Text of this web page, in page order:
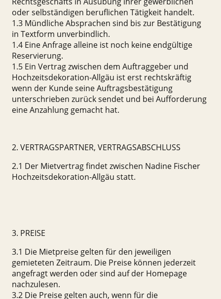
oder selbständigen beruflichen Tätigkeit handelt.
1.3 Mündliche Absprachen sind bis zur Bestätigung
in Textform unverbindlich.
1.4 Eine Anfrage alleine ist noch keine endgültige
Reservierung.
1.5 Ein Vertrag zwischen dem Auftraggeber und
Hochzeitsdekoration-Allgäu ist erst rechtskräftig
wenn der Kunde seine Auftragsbestätigung
unterschrieben zurück sendet und bei Aufforderung
eine Anzahlung gemacht hat.
2. VERTRAGSPARTNER, VERTRAGSABSCHLUSS
2.1 Der Mietvertrag findet zwischen Nadine Fischer
Hochzeitsdekoration-Allgäu statt.
3. PREISE
3.1 Die Mietpreise gelten für den jeweiligen
gemieteten Zeitraum. Die Preise können jederzeit
angefragt werden oder sind auf der Homepage
nachzulesen.
3.2 Die Preise gelten auch, wenn für die